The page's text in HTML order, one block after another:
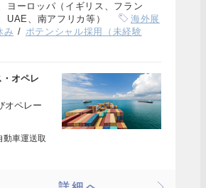
ヨーロッパ（イギリス、フラン
UAE、南アフリカ等）
海外展
み
ポテンシャル採用（未経験
オペレ
オペレー
動車運送取